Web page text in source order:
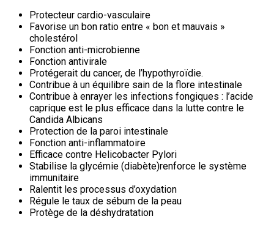
Protecteur cardio-vasculaire
Favorise un bon ratio entre « bon et mauvais »
cholestérol
Fonction anti-microbienne
Fonction antivirale
Protégerait du cancer, de l’hypothyroïdie.
Contribue à un équilibre sain de la flore intestinale
Contribue à enrayer les infections fongiques : l’acide
caprique est le plus efficace dans la lutte contre le
Candida Albicans
Protection de la paroi intestinale
Fonction anti-inflammatoire
Efficace contre Helicobacter Pylori
Stabilise la glycémie (diabète)renforce le système
immunitaire
Ralentit les processus d’oxydation
Régule le taux de sébum de la peau
Protège de la déshydratation